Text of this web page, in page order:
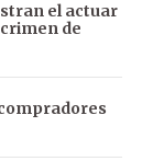
el actuar
de